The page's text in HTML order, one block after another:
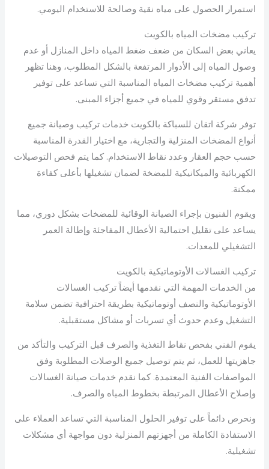
استمرار الحصول على مياه نقية وصالحة للاستخدام اليومي.
تركيب مضخات المياه بالكويت
يعاني بعض السكان من ضعف ضغط المياه داخل المنازل أو عدم
وصول المياه إلى الأدوار المرتفعة بالشكل المطلوب، وهنا تظهر
أهمية تركيب مضخات المياه المناسبة التي تساعد على توفير
تدفق مستقر وقوي للمياه في جميع أجزاء المبنى.
توفر شركة اتقان للسباكة بالكويت خدمات تركيب وصيانة جميع
أنواع المضخات المنزلية والتجارية، مع اختيار القدرة المناسبة
حسب حجم العقار وعدد نقاط الاستخدام. كما يتم فحص التوصيلات
الكهربائية والميكانيكية للمضخة لضمان تشغيلها بأعلى كفاءة
ممكنة.
ويقوم الفنيون بإجراء الصيانة الوقائية للمضخات بشكل دوري، مما
يساعد على تقليل احتمالية الأعطال المفاجئة وإطالة العمر
التشغيلي للمعدات.
تركيب الغسالات الأوتوماتيكية بالكويت
من الخدمات المهمة التي نقدمها أيضاً تركيب الغسالات
الأوتوماتيكية والنصف أوتوماتيكية بطريقة احترافية تضمن سلامة
التشغيل وعدم حدوث أي تسربات أو مشاكل مستقبلية.
يقوم الفني بفحص نقاط التغذية والصرف قبل التركيب والتأكد من
جاهزيتها للعمل، ثم يتم توصيل جميع الوصلات المطلوبة وفق
المواصفات الفنية المعتمدة. كما نقدم خدمات صيانة الغسالات
وإصلاح الأعطال المرتبطة بخطوط المياه والصرف.
ونحرص دائماً على توفير الحلول المناسبة التي تساعد العملاء على
الاستفادة الكاملة من أجهزتهم المنزلية دون مواجهة أي مشكلات
تشغيلية.